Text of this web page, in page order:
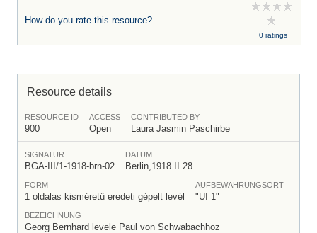
How do you rate this resource?
0 ratings
Resource details
RESOURCE ID
900
ACCESS
Open
CONTRIBUTED BY
Laura Jasmin Paschirbe
SIGNATUR
BGA-III/1-1918-brn-02
DATUM
Berlin,1918.II.28.
FORM
1 oldalas kisméretű eredeti gépelt levél
AUFBEWAHRUNGSORT
"UI 1"
BEZEICHNUNG
Georg Bernhard levele Paul von Schwabachhoz